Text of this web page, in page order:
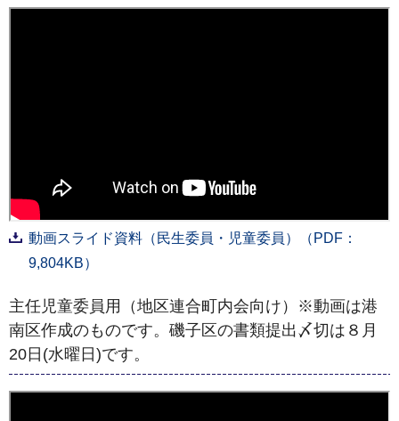
動画スライド資料（民生委員・児童委員）（PDF：
9,804KB）
主任児童委員用（地区連合町内会向け）※動画は港
南区作成のものです。磯子区の書類提出〆切は８月
20日(水曜日)です。